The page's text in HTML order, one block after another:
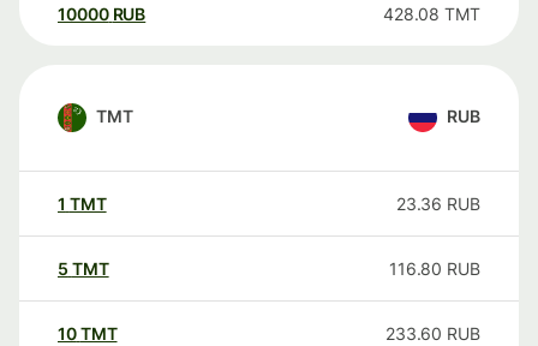
10000 RUB 428.08 TMT
TMT RUB
1 TMT 23.36 RUB
5 TMT 116.80 RUB
10TMT 233.60 RUB